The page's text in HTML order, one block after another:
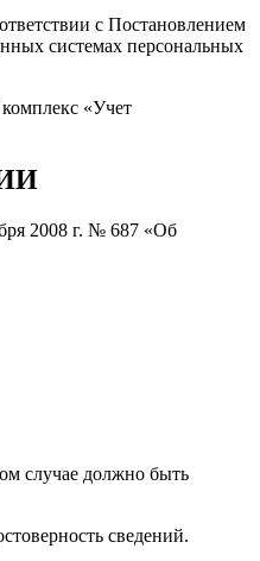
с Постановлением
системах персональных
«Учет
2008 г. № 687 «Об
случае должно быть
сведений.